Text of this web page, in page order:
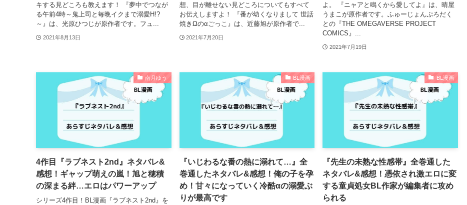
キする見どころも教えます！ 『夢中でつなが
る午前4時～鬼上司と毎晩イクまで溺愛H!?
～』は、光原ひつじが原作者です。フュ...
2021年8月13日
想、目が離せない見どころについてもすべて
お伝えしますよ！ 『番が幼くなりまして 世話
焼きΩのαごっこ』は、近藤旭が原作者で...
2021年7月20日
よ。 『ニャアと鳴くから愛してよ』は、晴屋
うまこが原作者です。ふゅーじょんぷろだく
との『THE OMEGAVERSE PROJECT
COMICS』...
2021年7月19日
南月ゆう
4作目『ラブネスト2nd』ネタバレ&
感想！ギャップ萌えの嵐！旭と穂積
の深まる絆…エロはパワーアップ
シリーズ4作目！BL漫画『ラブネスト2nd』を
BL漫画
『いじわるな番の熱に溺れて…』全
巻通したネタバレ&感想！俺の子を孕
め！甘々になっていく冷酷αの溺愛ぶ
りが最高です
BL漫画
『先生の未熟な性感帯』全巻通した
ネタバレ&感想！憑依され激エロに変
する童貞処女BL作家が編集者に攻め
られる